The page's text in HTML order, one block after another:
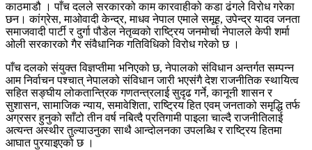
काठमाडौ । पाँच दलले सरकारको काम कारवाहीको कडा ढंगले विरोध गरेका
छन। कांग्रेस, माओवादी केन्द्र, माधव नेपाल एमाले समूह, उपेन्द्र यादव जनता
समाजवादी पार्टी र दुर्गा पौडेल नेतृव्वको राष्ट्रिय जनमोर्चा नेपालले केपी शर्मा
ओली सरकारको गैर संवैधानिक गतिविधिको विरोध गरेको छ ।
पाँच दलको संयुक्त विज्ञप्तीमा भनिएको छ, नेपालको संविधान अन्तर्गत सम्पन्न
आम निर्वाचन पश्चात् नेपालको संविधान जारी भएसंगै देश राजनीतिक स्थायित्व
सहित सङ्घीय लोकतान्त्रिक गणतन्त्रलाई सुदृढ गर्ने, कानूनी शासन र
सुशासन, सामाजिक न्याय, समावेशिता, राष्ट्रिय हित एवम् जनताको समृद्धि तर्फ
अग्रसर हुनुको साँटो तीन वर्ष नबित्दै प्रतिगामी पाइला चाल्दै राजनीतिलाई
अत्यन्त अस्थीर तुल्याउनुका साथै आन्दोलनका उपलब्धि र राष्ट्रिय हितमा
आघात पुरयाइएको छ ।